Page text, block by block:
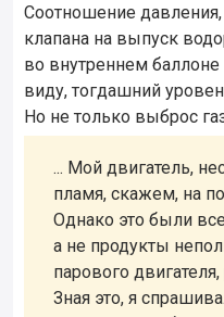
Соотношение
клапана на выпуск
во внутреннем
виду, тогдашний
Но не только выброс
... Мой двигатель,
пламя, скажем, на
Однако это были
а не продукты
парового
Зная это, я